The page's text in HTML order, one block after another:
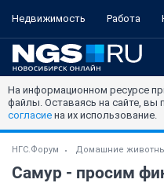
Недвижимость Работа
На информационном ресурсе
файлы. Оставаясь на сайте, вы
согласие на их использование.
НГС.Форум Домашние